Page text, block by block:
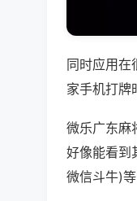
同时应用在
家手机打牌
微乐广东麻
好像能看到
微信斗牛)